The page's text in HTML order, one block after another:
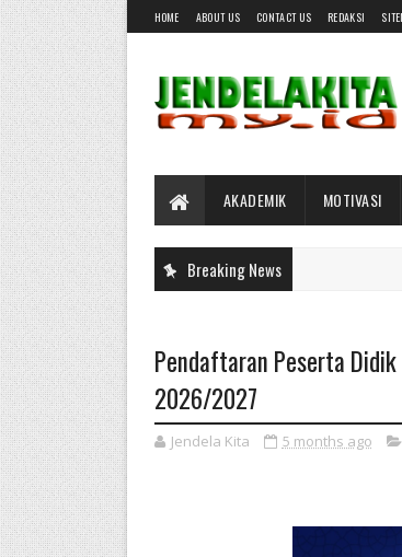
HOME ABOUT US CONTACT US REDAKSI
AKADEMIK MOTIVASI
Breaking News
Pendaftaran Peserta
2026/2027
Jendela Kita 5 months ago